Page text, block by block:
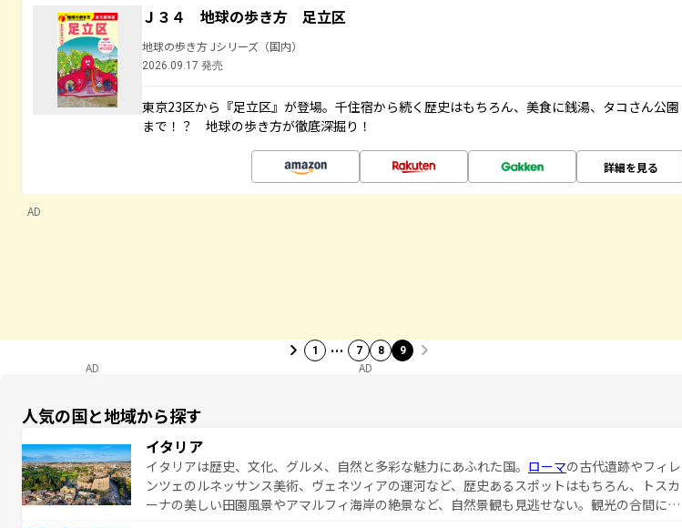
Ｊ３４ 地球の歩き方 足立区
地球の歩き方 Jシリーズ（国内）
2026.09.17 発売
東京23区から『足立区』が登場。千住宿から続く歴史はもちろん、美食に銭湯、タコさん公園
まで！？ 地球の歩き方が徹底深掘り！
詳細を見る
AD
1 … 7 8 9
AD AD
人気の国と地域から探す
イタリア
イタリアは歴史、文化、グルメ、自然と多彩な魅力にあふれた国。 ローマの古代遺跡やフィレ
ンツェのルネッサンス美術、ヴェネツィアの運河など、歴史あるスポットはもちろん、トスカ
ーナの美しい田園風景やアマルフィ海岸の絶景など、自然景観も見逃せない。観光の合間に